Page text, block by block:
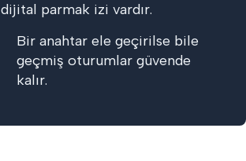
dijital parmak izi vardır.
Bir anahtar ele geçirilse bile
geçmiş oturumlar güvende
kalır.